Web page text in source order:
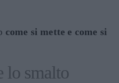
come si mette e come si
lo smalto